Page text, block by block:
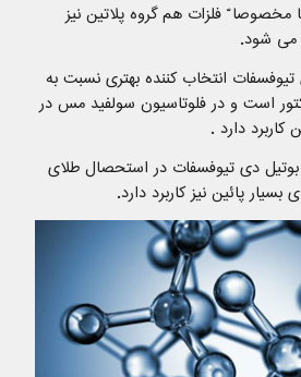
مخصوصا ّ فلزات هم گروه پلاتین نیز
می شود.
انتخاب کننده بهتری نسبت به
است و در فلوتاسیون سولفید مس در
دارد .
دی تیوفسفات در استحصال طلای
پائین نیز کاربرد دارد.